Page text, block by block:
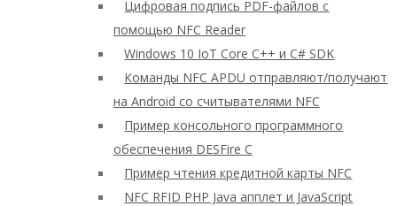
Цифровая подпись PDF-файлов с
помощью NFC Reader
Windows 10 IoT Core C++ и C# SDK
Команды NFC APDU отправляют/получают
на Android со считывателями NFC
Пример консольного программного
обеспечения DESFire C
Пример чтения кредитной карты NFC
NFC RFID PHP Java апплет и JavaScript